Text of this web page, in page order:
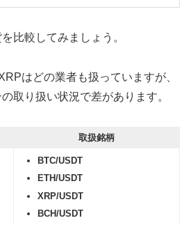
比較してみましょう。
はどの業者も扱っていますが、
取り扱い状況で差があります。
取扱銘柄
BTC/USDT
ETH/USDT
XRP/USDT
BCH/USDT